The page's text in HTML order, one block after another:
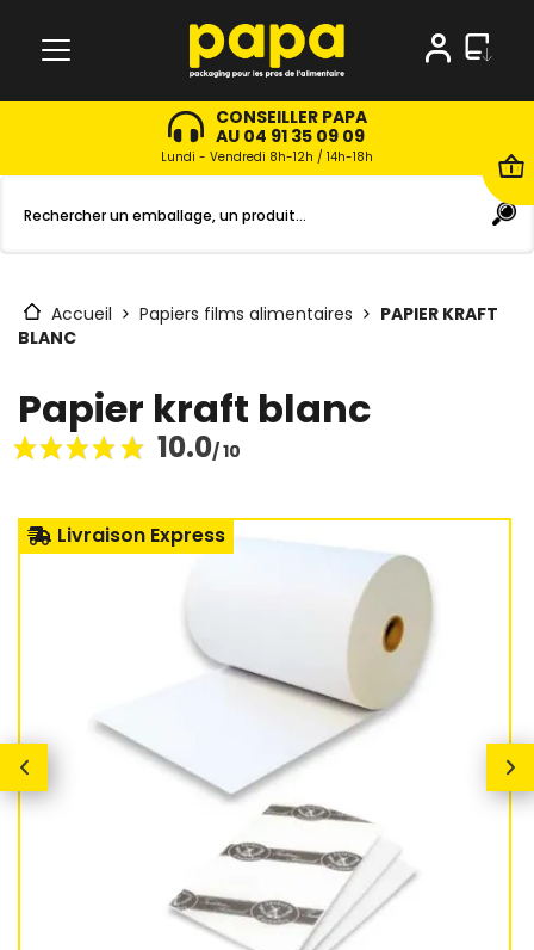
CONSEILLER PAPA
AU 04 91 35 09 09
Lundi - Vendredi 8h-12h / 14h-18h
Accueil Papiers films alimentaires
PAPIER KRAFT
BLANC
Papier kraft blanc
10.0/ 10
Livraison Express